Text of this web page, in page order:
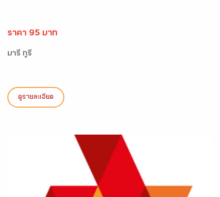
ราคา 95 บาท
มารี กูรี
ดูรายละเอียด